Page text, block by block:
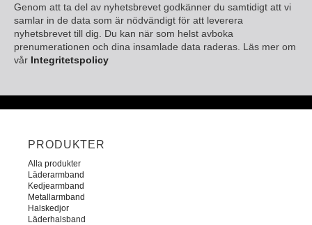
Genom att ta del av nyhetsbrevet godkänner du samtidigt att vi
samlar in de data som är nödvändigt för att leverera
nyhetsbrevet till dig. Du kan när som helst avboka
prenumerationen och dina insamlade data raderas. Läs mer om
vår Integritetspolicy
PRODUKTER
Alla produkter
Läderarmband
Kedjearmband
Metallarmband
Halskedjor
Läderhalsband